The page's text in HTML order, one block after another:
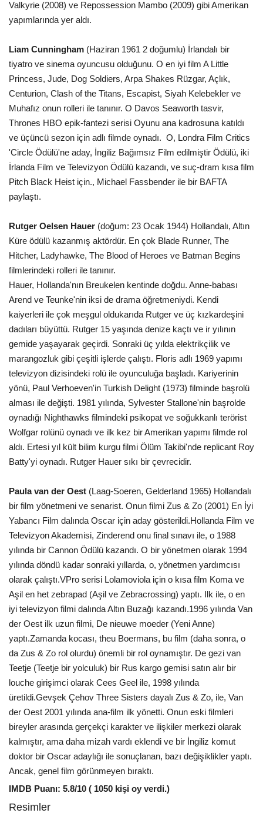
Valkyrie (2008) ve Repossession Mambo (2009) gibi Amerikan
yapımlarında yer aldı.
Liam Cunningham (Haziran 1961 2 doğumlu) İrlandalı bir
tiyatro ve sinema oyuncusu olduğunu. O en iyi film A Little
Princess, Jude, Dog Soldiers, Arpa Shakes Rüzgar, Açlık,
Centurion, Clash of the Titans, Escapist, Siyah Kelebekler ve
Muhafız onun rolleri ile tanınır. O Davos Seaworth tasvir,
Thrones HBO epik-fantezi serisi Oyunu ana kadrosuna katıldı
ve üçüncü sezon için adlı filmde oynadı. O, Londra Film Critics
'Circle Ödülü'ne aday, İngiliz Bağımsız Film edilmiştir Ödülü, iki
İrlanda Film ve Televizyon Ödülü kazandı, ve suç-dram kısa film
Pitch Black Heist için., Michael Fassbender ile bir BAFTA
paylaştı.
Rutger Oelsen Hauer (doğum: 23 Ocak 1944) Hollandalı, Altın
Küre ödülü kazanmış aktördür. En çok Blade Runner, The
Hitcher, Ladyhawke, The Blood of Heroes ve Batman Begins
filmlerindeki rolleri ile tanınır.
Hauer, Hollanda'nın Breukelen kentinde doğdu. Anne-babası
Arend ve Teunke'nin iksi de drama öğretmeniydi. Kendi
kaiyerleri ile çok meşgul oldukarıda Rutger ve üç kızkardeşini
dadıları büyüttü. Rutger 15 yaşında denize kaçtı ve ir yılının
gemide yaşayarak geçirdi. Sonraki üç yılda elektrikçilik ve
marangozluk gibi çeşitli işlerde çalıştı. Floris adlı 1969 yapımı
televizyon dizisindeki rolü ile oyunculuğa başladı. Kariyerinin
yönü, Paul Verhoeven'in Turkish Delight (1973) filminde başrolü
alması ile değişti. 1981 yılında, Sylvester Stallone'nin başrolde
oynadığı Nighthawks filmindeki psikopat ve soğukkanlı terörist
Wolfgar rolünü oynadı ve ilk kez bir Amerikan yapımı filmde rol
aldı. Ertesi yıl kült bilim kurgu filmi Ölüm Takibi'nde replicant Roy
Batty'yi oynadı. Rutger Hauer sıkı bir çevrecidir.
Paula van der Oest (Laag-Soeren, Gelderland 1965) Hollandalı
bir film yönetmeni ve senarist. Onun filmi Zus & Zo (2001) En İyi
Yabancı Film dalında Oscar için aday gösterildi.Hollanda Film ve
Televizyon Akademisi, Zinderend onu final sınavı ile, o 1988
yılında bir Cannon Ödülü kazandı. O bir yönetmen olarak 1994
yılında döndü kadar sonraki yıllarda, o, yönetmen yardımcısı
olarak çalıştı.VPro serisi Lolamoviola için o kısa film Koma ve
Aşil en het zebrapad (Aşil ve Zebracrossing) yaptı. Ilk ile, o en
iyi televizyon filmi dalında Altın Buzağı kazandı.1996 yılında Van
der Oest ilk uzun filmi, De nieuwe moeder (Yeni Anne)
yaptı.Zamanda kocası, theu Boermans, bu film (daha sonra, o
da Zus & Zo rol olurdu) önemli bir rol oynamıştır. De gezi van
Teetje (Teetje bir yolculuk) bir Rus kargo gemisi satın alır bir
louche girişimci olarak Cees Geel ile, 1998 yılında
üretildi.Gevşek Çehov Three Sisters dayalı Zus & Zo, ile, Van
der Oest 2001 yılında ana-film ilk yönetti. Onun eski filmleri
bireyler arasında gerçekçi karakter ve ilişkiler merkezi olarak
kalmıştır, ama daha mizah vardı eklendi ve bir İngiliz komut
doktor bir Oscar adaylığı ile sonuçlanan, bazı değişiklikler yaptı.
Ancak, genel film görünmeyen bıraktı.
IMDB Puanı: 5.8/10 ( 1050 kişi oy verdi.)
Resimler